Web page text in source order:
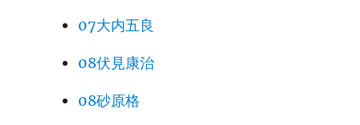
07大内五良
08伏見康治
08砂原格